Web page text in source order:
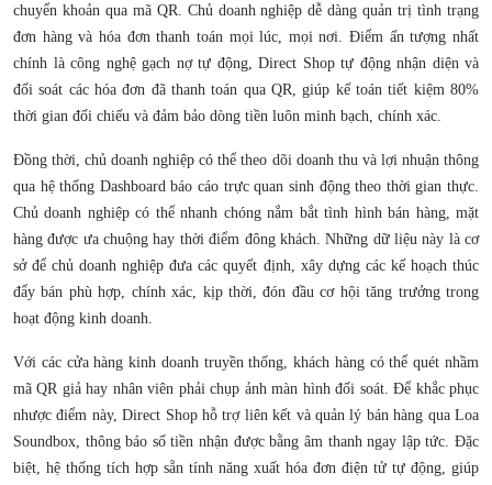
chuyển khoản qua mã QR. Chủ doanh nghiệp dễ dàng quản trị tình trạng
đơn hàng và hóa đơn thanh toán mọi lúc, mọi nơi. Điểm ấn tượng nhất
chính là công nghệ gạch nợ tự động, Direct Shop tự động nhận diện và
đối soát các hóa đơn đã thanh toán qua QR, giúp kế toán tiết kiệm 80%
thời gian đối chiếu và đảm bảo dòng tiền luôn minh bạch, chính xác.
Đồng thời, chủ doanh nghiệp có thể theo dõi doanh thu và lợi nhuận thông
qua hệ thống Dashboard báo cáo trực quan sinh động theo thời gian thực.
Chủ doanh nghiệp có thể nhanh chóng nắm bắt tình hình bán hàng, mặt
hàng được ưa chuộng hay thời điểm đông khách. Những dữ liệu này là cơ
sở để chủ doanh nghiệp đưa các quyết định, xây dựng các kế hoạch thúc
đẩy bán phù hợp, chính xác, kịp thời, đón đầu cơ hội tăng trưởng trong
hoạt động kinh doanh.
Với các cửa hàng kinh doanh truyền thống, khách hàng có thể quét nhầm
mã QR giả hay nhân viên phải chụp ảnh màn hình đối soát. Để khắc phục
nhược điểm này, Direct Shop hỗ trợ liên kết và quản lý bán hàng qua Loa
Soundbox, thông báo số tiền nhận được bằng âm thanh ngay lập tức. Đặc
biệt, hệ thống tích hợp sẵn tính năng xuất hóa đơn điện tử tự động, giúp